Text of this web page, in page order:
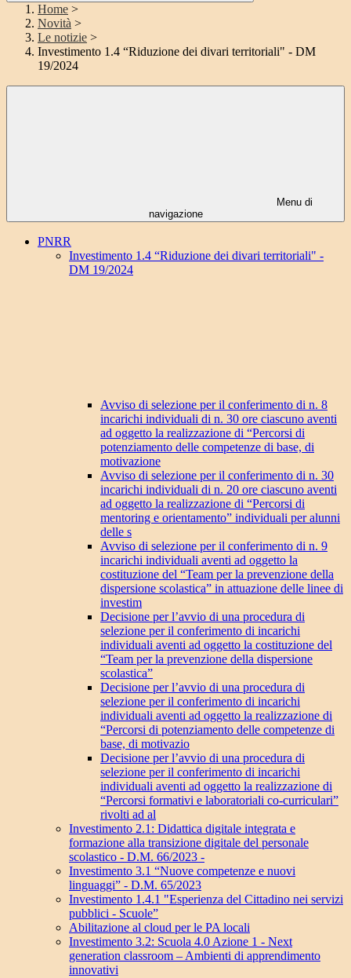
Home >
Novità >
Le notizie >
Investimento 1.4 “Riduzione dei divari territoriali" - DM
19/2024
Menu di
navigazione
PNRR
Investimento 1.4 “Riduzione dei divari territoriali" -
DM 19/2024
Avviso di selezione per il conferimento di n. 8
incarichi individuali di n. 30 ore ciascuno aventi
ad oggetto la realizzazione di “Percorsi di
potenziamento delle competenze di base, di
motivazione
Avviso di selezione per il conferimento di n. 30
incarichi individuali di n. 20 ore ciascuno aventi
ad oggetto la realizzazione di “Percorsi di
mentoring e orientamento” individuali per alunni
delle s
Avviso di selezione per il conferimento di n. 9
incarichi individuali aventi ad oggetto la
costituzione del “Team per la prevenzione della
dispersione scolastica” in attuazione delle linee di
investim
Decisione per l’avvio di una procedura di
selezione per il conferimento di incarichi
individuali aventi ad oggetto la costituzione del
“Team per la prevenzione della dispersione
scolastica”
Decisione per l’avvio di una procedura di
selezione per il conferimento di incarichi
individuali aventi ad oggetto la realizzazione di
“Percorsi di potenziamento delle competenze di
base, di motivazio
Decisione per l’avvio di una procedura di
selezione per il conferimento di incarichi
individuali aventi ad oggetto la realizzazione di
“Percorsi formativi e laboratoriali co-curriculari”
rivolti ad al
Investimento 2.1: Didattica digitale integrata e
formazione alla transizione digitale del personale
scolastico - D.M. 66/2023 -
Investimento 3.1 “Nuove competenze e nuovi
linguaggi” - D.M. 65/2023
Investimento 1.4.1 "Esperienza del Cittadino nei servizi
pubblici - Scuole”
Abilitazione al cloud per le PA locali
Investimento 3.2: Scuola 4.0 Azione 1 - Next
generation classroom – Ambienti di apprendimento
innovativi